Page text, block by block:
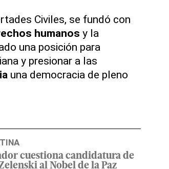
Civiles, se fundó con
humanos y la
una posición para
y presionar a las
una democracia de pleno
cuestiona candidatura de
al Nobel de la Paz